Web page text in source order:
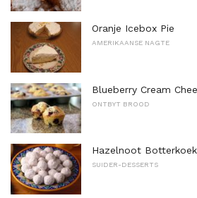
Oranje Icebox Pie
AMERIKAANSE NAGTE
Blueberry Cream
ONTBYT BROOD
Hazelnoot
SUIDER-DESSERTS